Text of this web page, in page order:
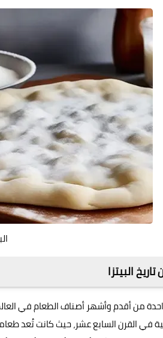
البيتزا
واحدة من أقدم وأشهر أصناف الطعام في
في القرن السابع عشر، حيث كانت تُعد